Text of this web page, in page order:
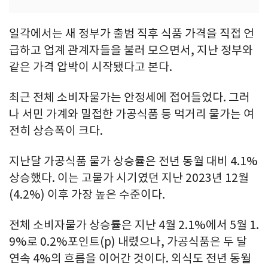
일각에서는 새 정부가 출범 직후 식품 가격을 직접 언
급하고 업계 관계자들을 불러 모으면서, 지난 정부와
같은 가격 압박이 시작됐다고 본다.
최근 전체 소비자물가는 안정세에 접어들었다. 그러
나 서민 가계와 밀접한 가공식품 등 먹거리 물가는 여
전히 상승폭이 크다.
지난달 가공식품 물가 상승률은 전년 동월 대비 4.1%
상승했다. 이는 고물가 시기였던 지난 2023년 12월
(4.2%) 이후 가장 높은 수준이다.
전체 소비자물가 상승률은 지난 4월 2.1%에서 5월 1.
9%로 0.2%포인트(p) 내렸으나, 가공식품은 두 달
연속 4%의 흐름을 이어간 것이다. 외식도 전년 동월